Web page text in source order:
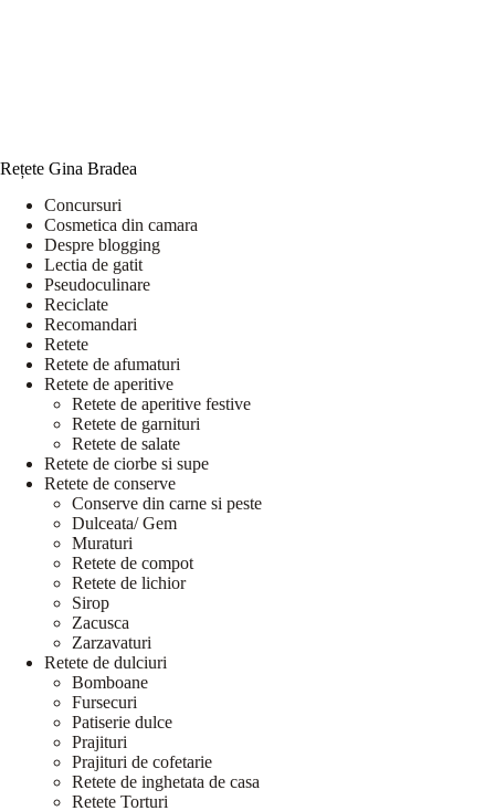
Rețete Gina Bradea
Concursuri
Cosmetica din camara
Despre blogging
Lectia de gatit
Pseudoculinare
Reciclate
Recomandari
Retete
Retete de afumaturi
Retete de aperitive
Retete de aperitive festive
Retete de garnituri
Retete de salate
Retete de ciorbe si supe
Retete de conserve
Conserve din carne si peste
Dulceata/ Gem
Muraturi
Retete de compot
Retete de lichior
Sirop
Zacusca
Zarzavaturi
Retete de dulciuri
Bomboane
Fursecuri
Patiserie dulce
Prajituri
Prajituri de cofetarie
Retete de inghetata de casa
Retete Torturi